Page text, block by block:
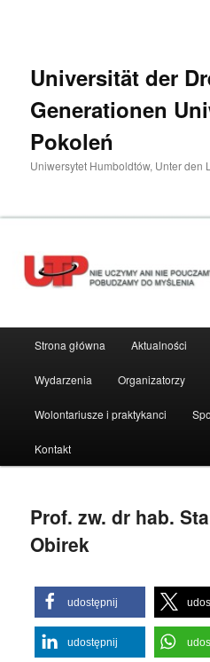
Universität der
Generationen
Pokoleń
Uniwersytet Humboldtów, Unter den
Strona główna Aktualności
Wydarzenia Organizatorzy
Wolontariusze i praktykanci
Kontakt
Prof. zw. dr hab.
Obirek
udostępnij
udostępnij